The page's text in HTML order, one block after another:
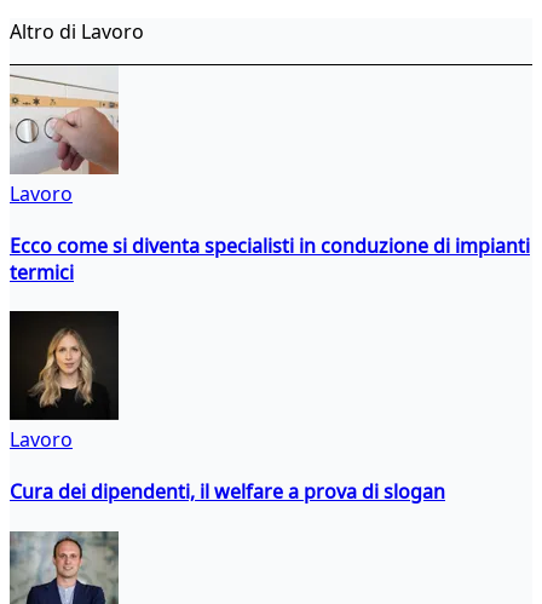
Altro di Lavoro
Lavoro
Ecco come si diventa specialisti in conduzione di impianti
termici
Lavoro
Cura dei dipendenti, il welfare a prova di slogan